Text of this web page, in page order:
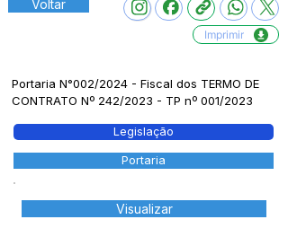
Voltar
Imprimir
Portaria N°002/2024 - Fiscal dos TERMO DE
CONTRATO Nº 242/2023 - TP nº 001/2023
Legislação
Portaria
Visualizar